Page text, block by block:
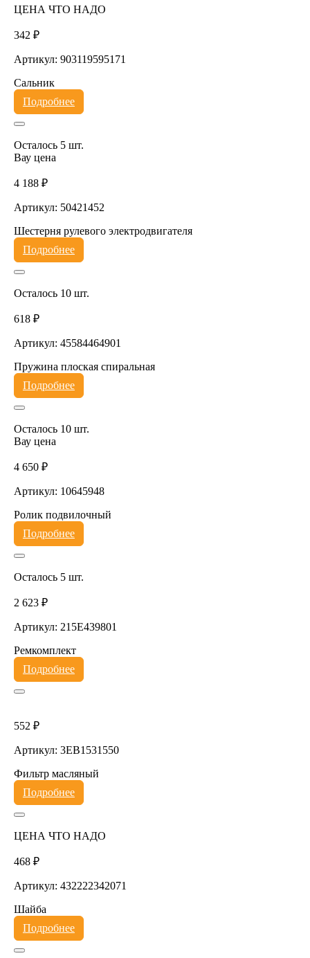
ЦЕНА ЧТО НАДО
342 ₽
Артикул: 903119595171
Сальник
Подробнее
Осталось 5 шт.
Вау цена
4 188 ₽
Артикул: 50421452
Шестерня рулевого электродвигателя
Подробнее
Осталось 10 шт.
618 ₽
Артикул: 45584464901
Пружина плоская спиральная
Подробнее
Осталось 10 шт.
Вау цена
4 650 ₽
Артикул: 10645948
Ролик подвилочный
Подробнее
Осталось 5 шт.
2 623 ₽
Артикул: 215E439801
Ремкомплект
Подробнее
552 ₽
Артикул: 3EB1531550
Фильтр масляный
Подробнее
ЦЕНА ЧТО НАДО
468 ₽
Артикул: 432222342071
Шайба
Подробнее